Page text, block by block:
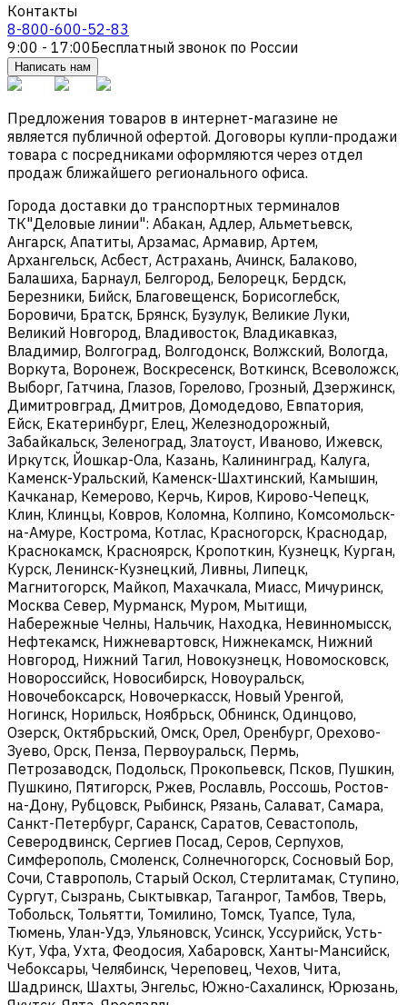
Контакты
8-800-600-52-83
9:00 - 17:00Бесплатный звонок по России
Написать нам
Предложения товаров в интернет-магазине не
является публичной офертой. Договоры купли-продажи
товара с посредниками оформляются через отдел
продаж ближайшего регионального офиса.
Города доставки до транспортных терминалов
ТК"Деловые линии": Абакан, Адлер, Альметьевск,
Ангарск, Апатиты, Арзамас, Армавир, Артем,
Архангельск, Асбест, Астрахань, Ачинск, Балаково,
Балашиха, Барнаул, Белгород, Белорецк, Бердск,
Березники, Бийск, Благовещенск, Борисоглебск,
Боровичи, Братск, Брянск, Бузулук, Великие Луки,
Великий Новгород, Владивосток, Владикавказ,
Владимир, Волгоград, Волгодонск, Волжский, Вологда,
Воркута, Воронеж, Воскресенск, Воткинск, Всеволожск,
Выборг, Гатчина, Глазов, Горелово, Грозный, Дзержинск,
Димитровград, Дмитров, Домодедово, Евпатория,
Ейск, Екатеринбург, Елец, Железнодорожный,
Забайкальск, Зеленоград, Златоуст, Иваново, Ижевск,
Иркутск, Йошкар-Ола, Казань, Калининград, Калуга,
Каменск-Уральский, Каменск-Шахтинский, Камышин,
Качканар, Кемерово, Керчь, Киров, Кирово-Чепецк,
Клин, Клинцы, Ковров, Коломна, Колпино, Комсомольск-
на-Амуре, Кострома, Котлас, Красногорск, Краснодар,
Краснокамск, Красноярск, Кропоткин, Кузнецк, Курган,
Курск, Ленинск-Кузнецкий, Ливны, Липецк,
Магнитогорск, Майкоп, Махачкала, Миасс, Мичуринск,
Москва Север, Мурманск, Муром, Мытищи,
Набережные Челны, Нальчик, Находка, Невинномысск,
Нефтекамск, Нижневартовск, Нижнекамск, Нижний
Новгород, Нижний Тагил, Новокузнецк, Новомосковск,
Новороссийск, Новосибирск, Новоуральск,
Новочебоксарск, Новочеркасск, Новый Уренгой,
Ногинск, Норильск, Ноябрьск, Обнинск, Одинцово,
Озерск, Октябрьский, Омск, Орел, Оренбург, Орехово-
Зуево, Орск, Пенза, Первоуральск, Пермь,
Петрозаводск, Подольск, Прокопьевск, Псков, Пушкин,
Пушкино, Пятигорск, Ржев, Рославль, Россошь, Ростов-
на-Дону, Рубцовск, Рыбинск, Рязань, Салават, Самара,
Санкт-Петербург, Саранск, Саратов, Севастополь,
Северодвинск, Сергиев Посад, Серов, Серпухов,
Симферополь, Смоленск, Солнечногорск, Сосновый Бор,
Сочи, Ставрополь, Старый Оскол, Стерлитамак, Ступино,
Сургут, Сызрань, Сыктывкар, Таганрог, Тамбов, Тверь,
Тобольск, Тольятти, Томилино, Томск, Туапсе, Тула,
Тюмень, Улан-Удэ, Ульяновск, Усинск, Уссурийск, Усть-
Кут, Уфа, Ухта, Феодосия, Хабаровск, Ханты-Мансийск,
Чебоксары, Челябинск, Череповец, Чехов, Чита,
Шадринск, Шахты, Энгельс, Южно-Сахалинск, Юрюзань,